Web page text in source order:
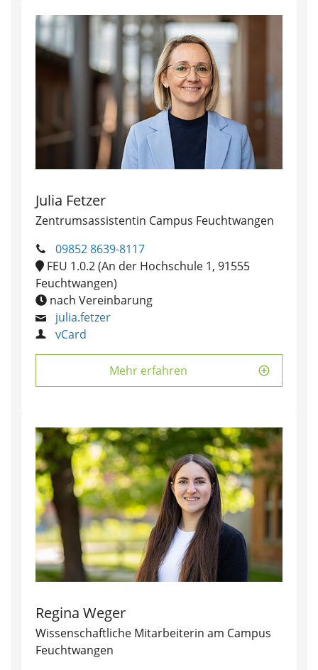
Julia Fetzer
Zentrumsassistentin Campus Feuchtwangen
09852 8639-8117
FEU 1.0.2 (An der Hochschule 1, 91555
Feuchtwangen)
nach Vereinbarung
julia.fetzer
vCard
Mehr erfahren
Regina Weger
Wissenschaftliche Mitarbeiterin am Campus
Feuchtwangen